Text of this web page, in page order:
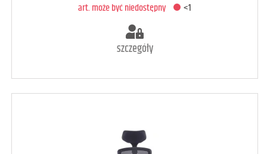
art. może być niedostępny <1
szczegóły